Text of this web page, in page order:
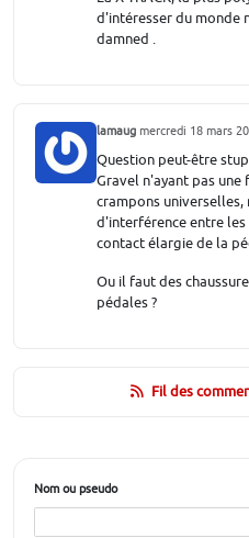
d'intéresser du monde
damned .
lamaug mercredi 18 mars
Question peut-être
Gravel n'ayant pas
crampons universelles,
d'interférence entre
contact élargie de la
Ou il faut des
pédales ?
Fil des
Nom ou pseudo